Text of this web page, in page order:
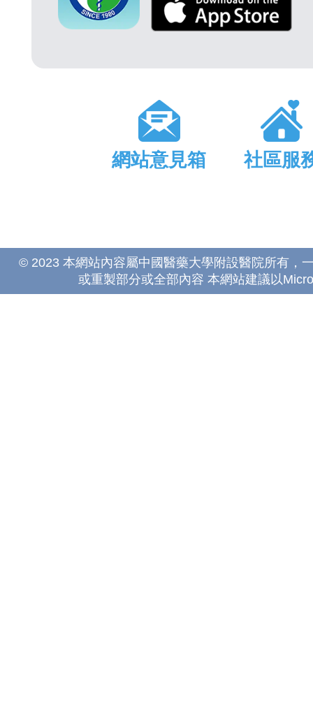
網站意見箱 社區服
© 2023 本網站內容屬中國醫藥大學附設醫院所有，
或重製部分或全部內容 本網站建議以